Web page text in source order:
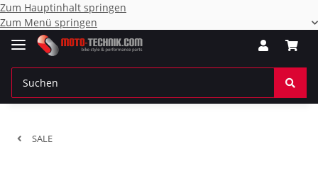
Zum Hauptinhalt springen
Zum Menü springen
SALE